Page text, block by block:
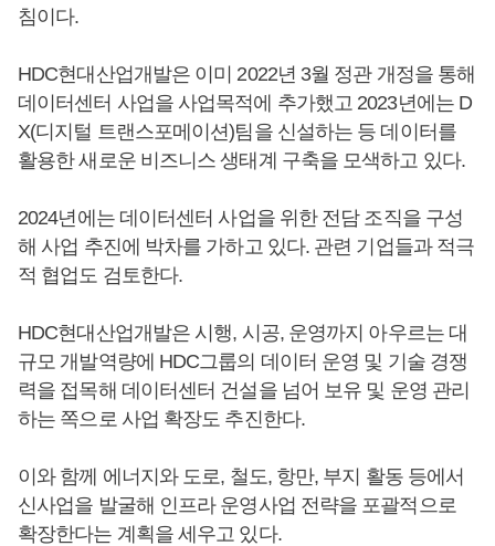
침이다.
HDC현대산업개발은 이미 2022년 3월 정관 개정을 통해
데이터센터 사업을 사업목적에 추가했고 2023년에는 D
X(디지털 트랜스포메이션)팀을 신설하는 등 데이터를
활용한 새로운 비즈니스 생태계 구축을 모색하고 있다.
2024년에는 데이터센터 사업을 위한 전담 조직을 구성
해 사업 추진에 박차를 가하고 있다. 관련 기업들과 적극
적 협업도 검토한다.
HDC현대산업개발은 시행, 시공, 운영까지 아우르는 대
규모 개발역량에 HDC그룹의 데이터 운영 및 기술 경쟁
력을 접목해 데이터센터 건설을 넘어 보유 및 운영 관리
하는 쪽으로 사업 확장도 추진한다.
이와 함께 에너지와 도로, 철도, 항만, 부지 활동 등에서
신사업을 발굴해 인프라 운영사업 전략을 포괄적으로
확장한다는 계획을 세우고 있다.